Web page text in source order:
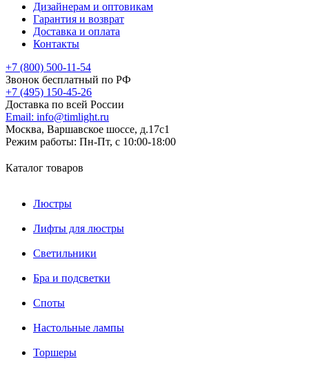
Дизайнерам и оптовикам
Гарантия и возврат
Доставка и оплата
Контакты
+7 (800) 500-11-54
Звонок бесплатный по РФ
+7 (495) 150-45-26
Доставка по всей России
Email: info@timlight.ru
Москва, Варшавское шоссе, д.17c1
Режим работы: Пн-Пт, с 10:00-18:00
Каталог товаров
Люстры
Лифты для люстры
Светильники
Бра и подсветки
Споты
Настольные лампы
Торшеры